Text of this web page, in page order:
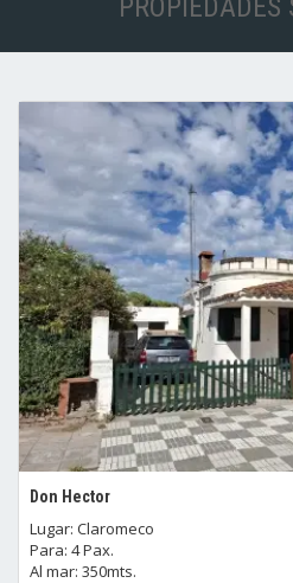
Don Hector
Lugar: Claromeco
Para: 4 Pax.
Al mar: 350mts.